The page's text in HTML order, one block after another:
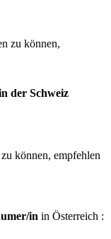
zu können,
der Schweiz
können, empfehlen
in in Österreich :